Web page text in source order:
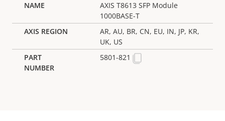
AXIS T8613 SFP Module
1000BASE-T
AR, AU, BR, CN, EU, IN, JP, KR,
UK, US
5801-821